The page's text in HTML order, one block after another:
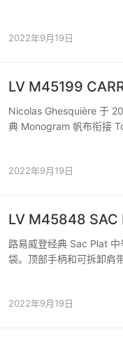
2022年9月19日
LV M45199
Nicolas Ghesquière 于
典 Monogram 帆布衔接
2022年9月19日
LV M45848 SAC
路易威登经典 Sac Plat
袋。顶部手柄和可拆卸肩
2022年9月19日